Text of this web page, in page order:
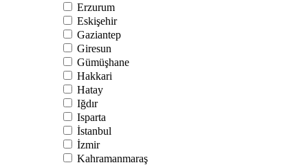
Erzurum
Eskişehir
Gaziantep
Giresun
Gümüşhane
Hakkari
Hatay
Iğdır
Isparta
İstanbul
İzmir
Kahramanmaraş